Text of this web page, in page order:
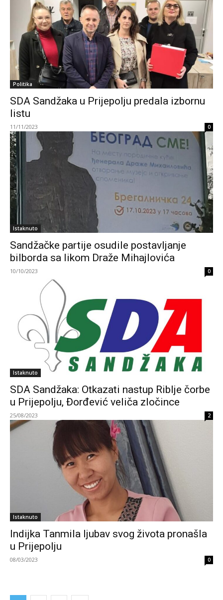
Politika
SDA Sandžaka u Prijepolju predala izbornu
listu
11/11/2023 0
Istaknuto
Sandžačke partije osudile postavljanje
bilborda sa likom Draže Mihajlovića
10/10/2023 0
Istaknuto
SDA Sandžaka: Otkazati nastup Riblje čorbe
u Prijepolju, Đorđević veliča zločince
25/08/2023 2
Istaknuto
Indijka Tanmila ljubav svog života pronašla
u Prijepolju
08/03/2023 0